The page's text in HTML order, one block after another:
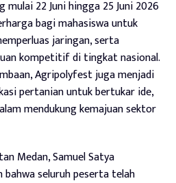
22 Juni hingga 25 Juni 2026
bagi mahasiswa untuk
jaringan, serta
kompetitif di tingkat nasional.
Agripolyfest juga menjadi
pertanian untuk bertukar ide,
mendukung kemajuan sektor
Medan, Samuel Satya
bahwa seluruh peserta telah